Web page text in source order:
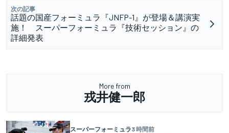
次の記事
話題の国産フォーミュラ『JNFP-1』が登場＆講演実
施！ スーパーフォーミュラ『技術セッション』の
詳細発表
More from
戎井健一郎
スーパーフォーミュラ3 時間前